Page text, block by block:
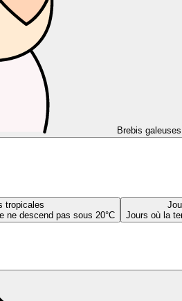
Brebis galeuses
tropicales
ne descend pas sous 20°C
Jours où la